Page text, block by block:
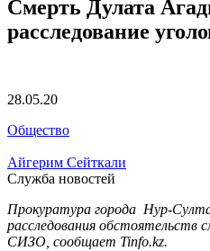
Смерть Дулата
расследование
28.05.20
Общество
Айгерим Сейткали
Служба новостей
Прокуратура города Нур-
расследования обстоятельств
СИЗО, сообщает Tinfo.kz.